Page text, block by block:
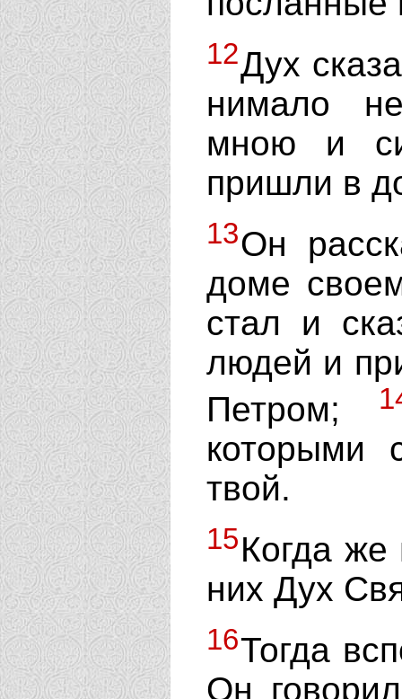
12Дух
нимало
мною и
пришли в
13Он
доме
стал и
людей и
Петром;
которыми
твой.
15Когда же
них Дух
16Тогда
Он